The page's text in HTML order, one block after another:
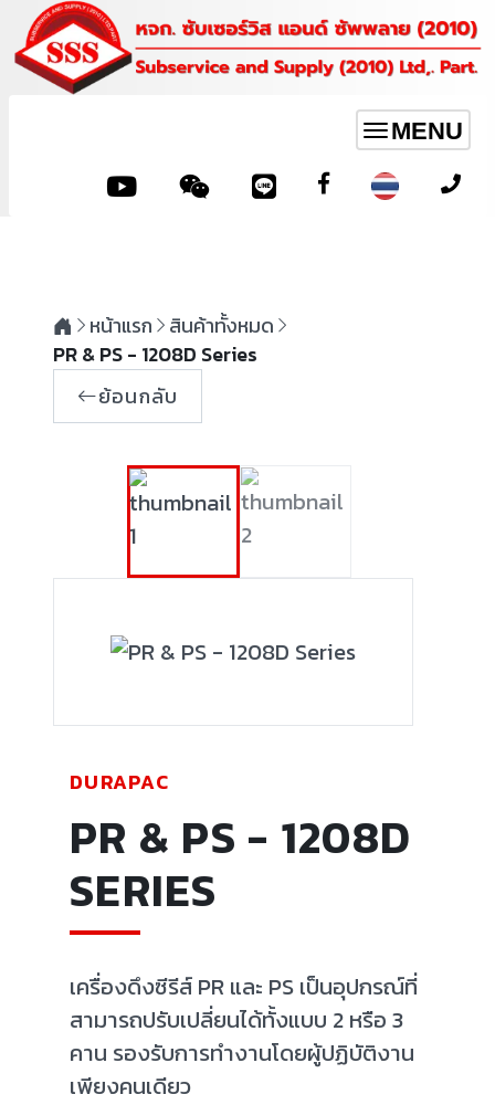
Toggle
navigation
MENU
หน้าแรก
สินค้าทั้งหมด
PR & PS - 1208D Series
ย้อนกลับ
DURAPAC
PR & PS - 1208D
SERIES
เครื่องดึงซีรีส์ PR และ PS เป็นอุปกรณ์ที่
สามารถปรับเปลี่ยนได้ทั้งแบบ 2 หรือ 3
คาน รองรับการทำงานโดยผู้ปฏิบัติงาน
เพียงคนเดียว